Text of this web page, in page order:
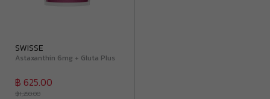
SWISSE
Astaxanthin 6mg + Gluta Plus
฿ 625.00
฿ 1,250.00